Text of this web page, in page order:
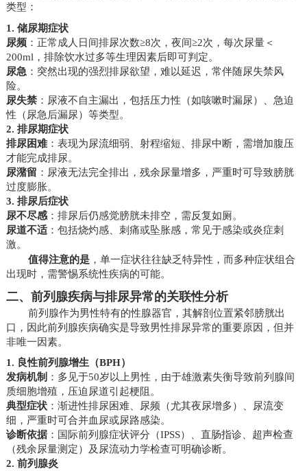
类型：
1. 储尿期症状
尿频：正常成人日间排尿次数≥8次，夜间≥2次，每次尿量＜
200ml，排除饮水过多等生理因素后即可判定。
尿急 ：突然出现的强烈排尿欲望，难以延迟，常伴随尿失禁风
险。
尿失禁：尿液不自主漏出，包括压力性（如咳嗽时漏尿）、急迫
性（尿急后漏尿）等类型。
2. 排尿期症状
排尿困难：表现为尿流细弱、射程缩短、排尿中断，需增加腹压
才能完成排尿。
尿潴留 ：尿液无法完全排出，残余尿量增多，严重时可导致膀胱
过度膨胀。
3. 排尿后症状
尿不尽感：排尿后仍感觉膀胱未排空，需反复如厕。
尿道不适：包括烧灼感、刺痛或坠胀感，常见于感染或炎症刺
激。
值得注意的是，单一症状往往缺乏特异性，而多种症状组合
出现时，需警惕系统性疾病的可能。
二、前列腺疾病与排尿异常的关联性分析
前列腺作为男性特有的性腺器官，其解剖位置紧邻膀胱出
口，因此前列腺疾病确实是导致男性排尿异常的重要原因，但并
非唯一因素。
1. 良性前列腺增生（BPH）
发病机制 ：多见于50岁以上男性，由于雄激素失衡导致前列腺间
质细胞增殖，压迫尿道引起梗阻。
典型症状：渐进性排尿困难、尿频（尤其夜尿增多）、尿流变
细，严重时可合并血尿或尿路感染。
诊断依据：国际前列腺症状评分（IPSS）、直肠指诊、超声检查
（残余尿量测定）及尿流动力学检查可明确诊断。
2. 前列腺炎